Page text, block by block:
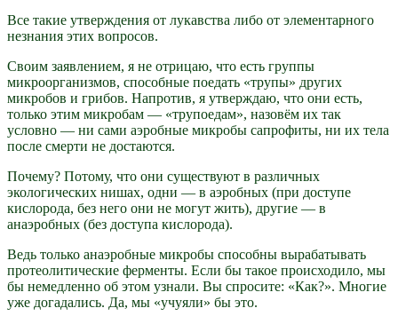
Все такие утверждения от лукавства либо от элементарного
незнания этих вопросов.
Своим заявлением, я не отрицаю, что есть группы
микроорганизмов, способные поедать «трупы» других
микробов и грибов. Напротив, я утверждаю, что они есть,
только этим микробам — «трупоедам», назовём их так
условно — ни сами аэробные микробы сапрофиты, ни их тела
после смерти не достаются.
Почему? Потому, что они существуют в различных
экологических нишах, одни — в аэробных (при доступе
кислорода, без него они не могут жить), другие — в
анаэробных (без доступа кислорода).
Ведь только анаэробные микробы способны вырабатывать
протеолитические ферменты. Если бы такое происходило, мы
бы немедленно об этом узнали. Вы спросите: «Как?». Многие
уже догадались. Да, мы «учуяли» бы это.